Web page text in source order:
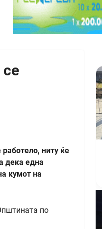
ниту ќе
дека една
кумот на